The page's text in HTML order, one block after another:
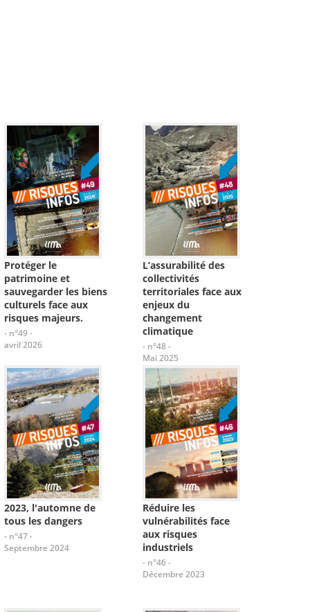
Protéger le
patrimoine et
sauvegarder les biens
culturels face aux
risques majeurs.
- n°49 -
avril 2026
L’assurabilité des
collectivités
territoriales face aux
enjeux du
changement
climatique
- n°48 -
Mai 2025
2023, l'automne de
tous les dangers
- n°47 -
Septembre 2024
Réduire les
vulnérabilités face
aux risques
industriels
- n°46 -
Décembre 2023